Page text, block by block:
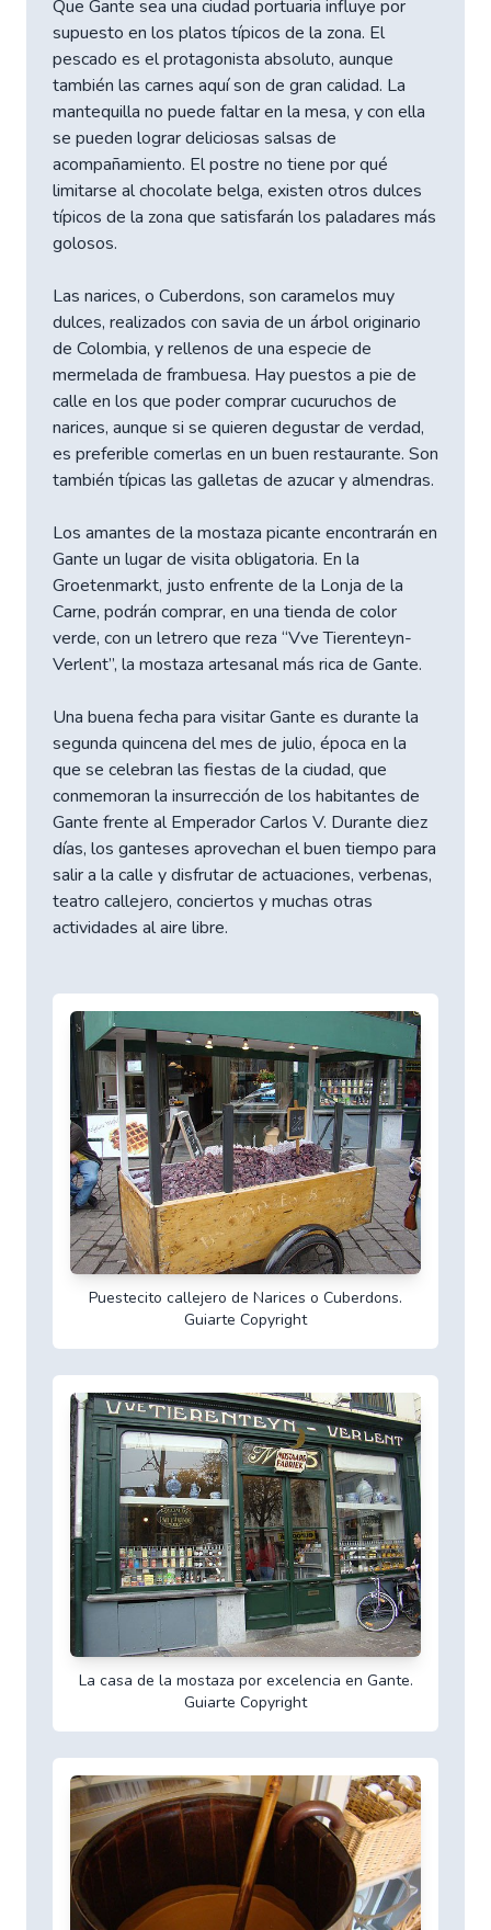
Que Gante sea una ciudad portuaria influye por
supuesto en los platos típicos de la zona. El
pescado es el protagonista absoluto, aunque
también las carnes aquí son de gran calidad. La
mantequilla no puede faltar en la mesa, y con ella
se pueden lograr deliciosas salsas de
acompañamiento. El postre no tiene por qué
limitarse al chocolate belga, existen otros dulces
típicos de la zona que satisfarán los paladares más
golosos.
Las narices, o Cuberdons, son caramelos muy
dulces, realizados con savia de un árbol originario
de Colombia, y rellenos de una especie de
mermelada de frambuesa. Hay puestos a pie de
calle en los que poder comprar cucuruchos de
narices, aunque si se quieren degustar de verdad,
es preferible comerlas en un buen restaurante. Son
también típicas las galletas de azucar y almendras.
Los amantes de la mostaza picante encontrarán en
Gante un lugar de visita obligatoria. En la
Groetenmarkt, justo enfrente de la Lonja de la
Carne, podrán comprar, en una tienda de color
verde, con un letrero que reza “Vve Tierenteyn-
Verlent”, la mostaza artesanal más rica de Gante.
Una buena fecha para visitar Gante es durante la
segunda quincena del mes de julio, época en la
que se celebran las fiestas de la ciudad, que
conmemoran la insurrección de los habitantes de
Gante frente al Emperador Carlos V. Durante diez
días, los ganteses aprovechan el buen tiempo para
salir a la calle y disfrutar de actuaciones, verbenas,
teatro callejero, conciertos y muchas otras
actividades al aire libre.
Puestecito callejero de Narices o Cuberdons.
Guiarte Copyright
La casa de la mostaza por excelencia en Gante.
Guiarte Copyright